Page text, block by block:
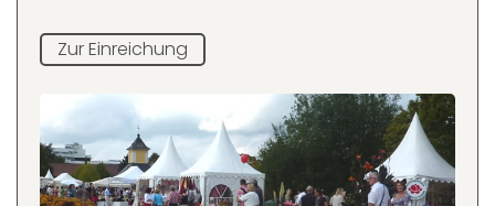
Zur Einreichung